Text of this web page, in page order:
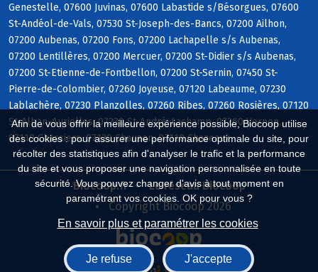
Afin de vous offrir la meilleure expérience possible, Biocoop utilise
des cookies : pour assurer une performance optimale du site, pour
récolter des statistiques afin d'analyser le trafic et la performance
du site et vous proposer une navigation personnalisée en toute
sécurité. Vous pouvez changer d'avis à tout moment en
paramétrant vos cookies. OK pour vous ?
En savoir plus et paramétrer les cookies
Je refuse J'accepte
Genestelle, 07600 Juvinas, 07600 Labastide s/Bésorgues, 07600
St-Andéol-de-Vals, 07530 St-Joseph-des-Bancs, 07200 Ailhon,
07200 Aubenas, 07200 Fons, 07200 Lachapelle s/s Aubenas,
07200 Lentillères, 07200 Mercuer, 07200 St-Didier s/s Aubenas,
07200 St-Etienne-de-Fontbellon, 07200 St-Sernin, 07450 St-
Pierre-de-Colombier, 07260 Joyeuse, 07120 Labeaume, 07230
Lablachère, 07230 Planzolles, 07260 Ribes, 07260 Rosières, 07120
St-Alban-Auriolles, 07230 St-André-Lachamp, 07260 Vernon,
07110 Chassiers, 07120 Chauzon, 07110 Chazeaux
Biocoop.fr
Le réseau Biocoop
Copyright Biocoop 2026